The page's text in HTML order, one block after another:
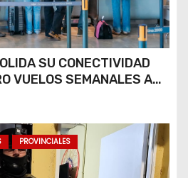
SU CONECTIVIDAD
VUELOS SEMANALES A
PROVINCIALES